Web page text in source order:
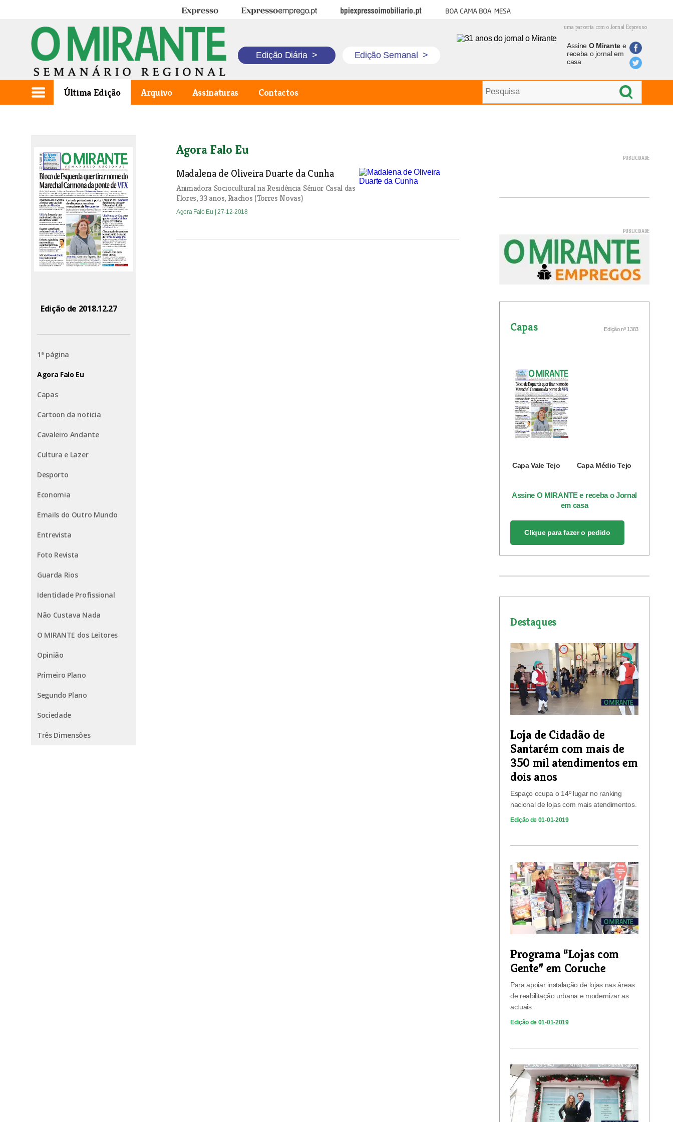
Expresso Expresso Emprego BPI Expresso Imobiliário Boa cama boa mesa
uma parceria com o Jornal Expresso
Edição Diária > Edição Semanal >
Assine O Mirantee
receba o jornal em
casa
Última Edição Arquivo Assinaturas Contactos
Edição de 2018.12.27
1ª página
Agora Falo Eu
Capas
Cartoon da noticia
Cavaleiro Andante
Cultura e Lazer
Desporto
Economia
Emails do Outro Mundo
Entrevista
Foto Revista
Guarda Rios
Identidade Profissional
Não Custava Nada
O MIRANTE dos Leitores
Opinião
Primeiro Plano
Segundo Plano
Sociedade
Três Dimensões
Agora Falo Eu
Madalena de Oliveira Duarte da Cunha
Animadora Sociocultural na Residência Sénior Casal das
Flores, 33 anos, Riachos (Torres Novas)
Agora Falo Eu | 27-12-2018
Capas Edição nº 1383
Capa Vale Tejo Capa Médio Tejo
Assine O MIRANTE e receba o Jornal
em casa
Clique para fazer o pedido
Destaques
Loja de Cidadão de
Santarém com mais de
350 mil atendimentos em
dois anos
Espaço ocupa o 14º lugar no ranking
nacional de lojas com mais atendimentos.
Edição de 01-01-2019
Programa “Lojas com
Gente” em Coruche
Para apoiar instalação de lojas nas áreas
de reabilitação urbana e modernizar as
actuais.
Edição de 01-01-2019